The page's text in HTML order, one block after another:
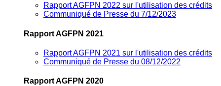
Rapport AGFPN 2022 sur l'utilisation des crédits
Communiqué de Presse du 7/12/2023
Rapport AGFPN 2021
Rapport AGFPN 2021 sur l'utilisation des crédits
Communiqué de Presse du 08/12/2022
Rapport AGFPN 2020